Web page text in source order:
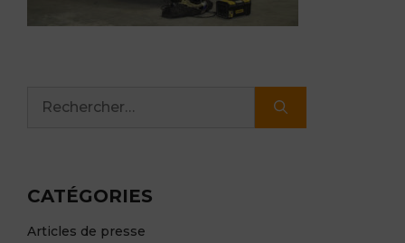
CATÉGORIES
Articles de presse